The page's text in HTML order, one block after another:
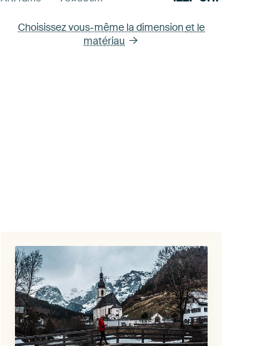
Choisissez vous-même la dimensionet le
matériau